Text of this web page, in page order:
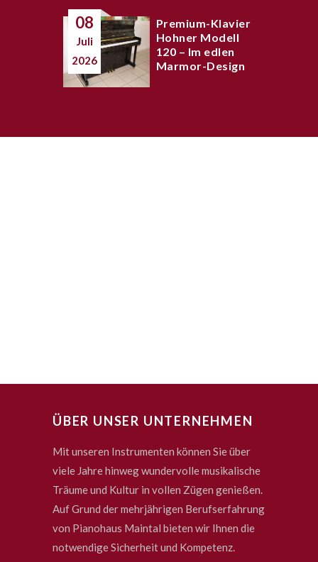
08
Juli
2026
Premium-Klavier
Hohner Modell
120 – Im edlen
Marmor-Design
ÜBER UNSER UNTERNEHMEN
Mit unseren Instrumenten können Sie über
viele Jahre hinweg wundervolle musikalische
Träume und Kultur in vollen Zügen genießen.
Auf Grund der mehrjährigen Berufserfahrung
von Pianohaus Maintal bieten wir Ihnen die
notwendige Sicherheit und Kompetenz.